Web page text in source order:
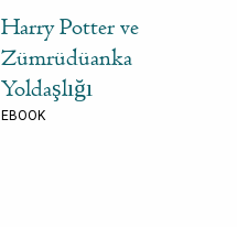
Harry Potter ve
Zümrüdüanka
Yoldaşlığı
EBOOK